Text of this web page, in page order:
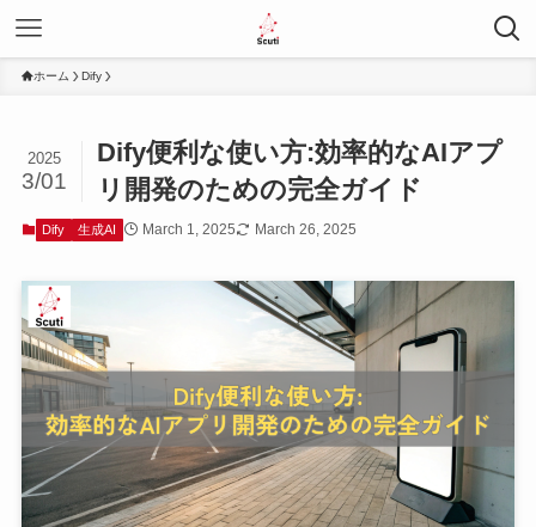
ホーム Dify
Dify便利な使い方:効率的なAIアプ
リ開発のための完全ガイド
2025
3/01
Dify 生成AI March 1, 2025 March 26, 2025